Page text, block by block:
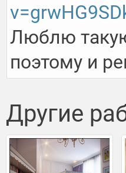
Люблю
поэтому и
Другие